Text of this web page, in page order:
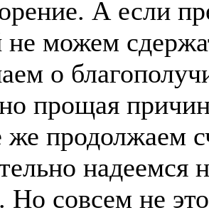
А если
можем
о
прощая
продолжаем
надеемся
Но совсем не